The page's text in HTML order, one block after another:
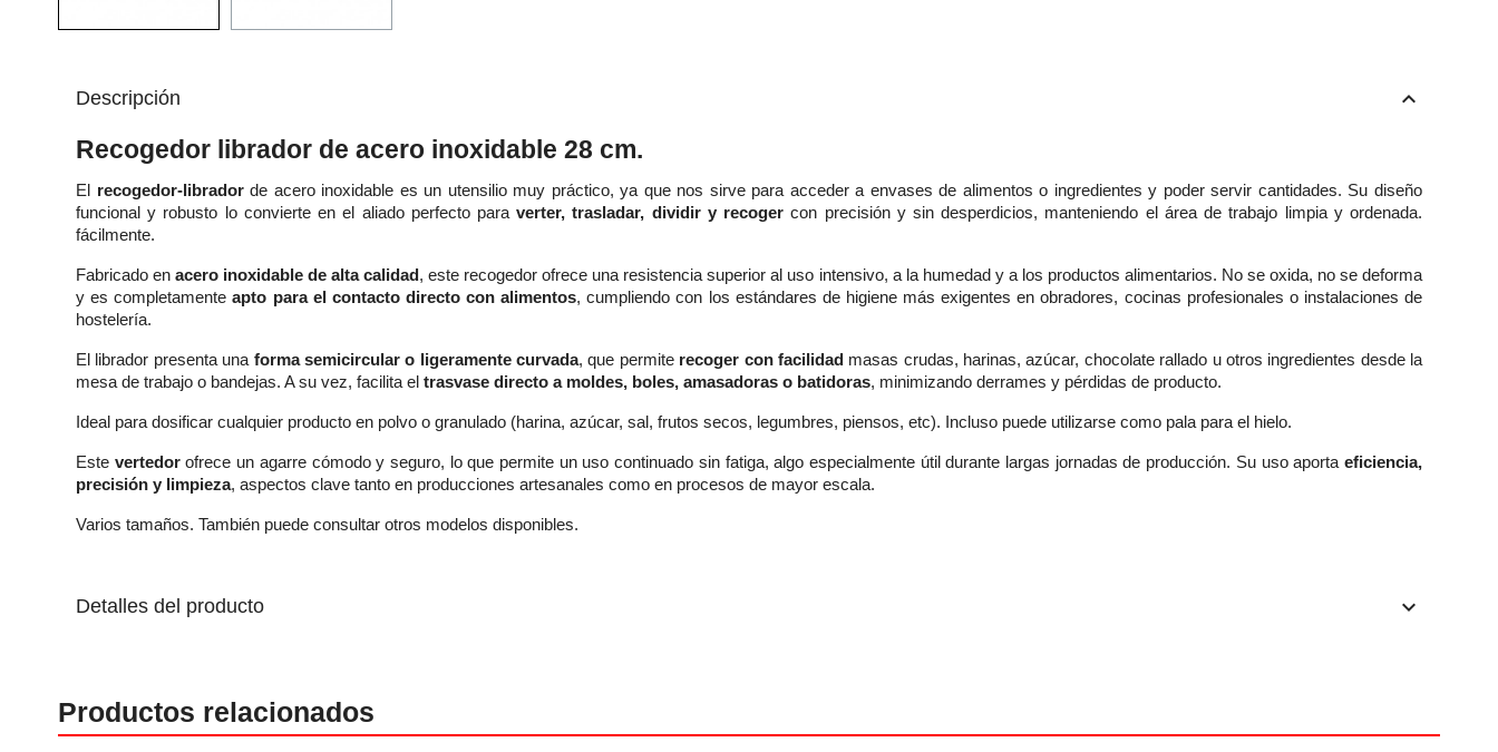
Descripción keyboard_arrow_up
Recogedor librador de acero inoxidable 28 cm.
El recogedor-libradorde acero inoxidable es un utensilio muy práctico, ya que nos sirve para acceder a envases de alimentos o ingredientes y poder servir cantidades. Su diseño
funcional y robusto lo convierte en el aliado perfecto paraverter, trasladar, dividir y recoger con precisión y sin desperdicios, manteniendo el área de trabajo limpia y ordenada.
fácilmente.
Fabricado enacero inoxidable de alta calidad, este recogedor ofrece una resistencia superior al uso intensivo, a la humedad y a los productos alimentarios. No se oxida, no se deforma
y es completamenteapto para el contacto directo con alimentos, cumpliendo con los estándares de higiene más exigentes en obradores, cocinas profesionales o instalaciones de
hostelería.
El librador presenta una forma semicircular o ligeramente curvada, que permite recoger con facilidadmasas crudas, harinas, azúcar, chocolate rallado u otros ingredientes desde la
mesa de trabajo o bandejas. A su vez, facilita el trasvase directo a moldes, boles, amasadoras o batidoras, minimizando derrames y pérdidas de producto.
Ideal para dosificar cualquier producto en polvo o granulado (harina, azúcar, sal, frutos secos, legumbres, piensos, etc). Incluso puede utilizarse como pala para el hielo.
Este vertedorofrece un agarre cómodo y seguro, lo que permite un uso continuado sin fatiga, algo especialmente útil durante largas jornadas de producción. Su uso aportaeficiencia,
precisión y limpieza, aspectos clave tanto en producciones artesanales como en procesos de mayor escala.
Varios tamaños. También puede consultar otros modelos disponibles.
Detalles del producto keyboard_arrow_down
Productos relacionados